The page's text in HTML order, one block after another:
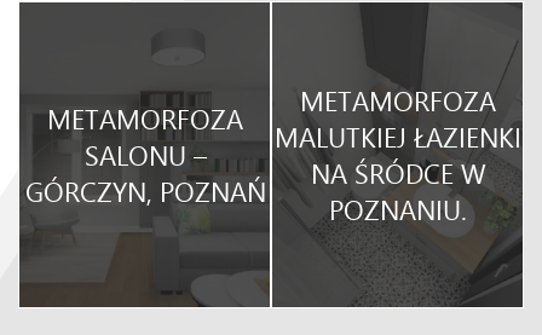
METAMORFOZA
SALONU –
GÓRCZYN, POZNAŃ
METAMORFOZA
MALUTKIEJ ŁAZIENKI
NA ŚRÓDCE W
POZNANIU.